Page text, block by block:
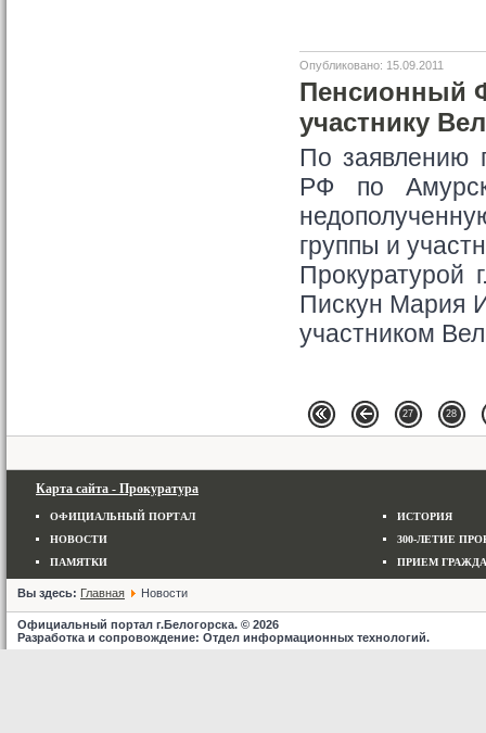
Опубликовано: 15.09.2011
Пенсионный
участнику
По заявлению
РФ по
группы и
Прокуратурой
Пискун Мария
участником
27 28
Карта сайта - Прокуратура
ОФИЦИАЛЬНЫЙ ПОРТАЛ
НОВОСТИ
ПАМЯТКИ
ИСТОРИЯ
300-ЛЕТИЕ
ПРИЕМ
Вы здесь: Главная Новости
Официальный портал г.Белогорска. © 2026
Разработка и сопровождение: Отдел информационных технологий.